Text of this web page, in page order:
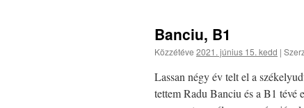
Banciu, B1
Közzétéve 2021. június 15. kedd |
Lassan négy év telt el a
tettem Radu Banciu és a B1 tévé